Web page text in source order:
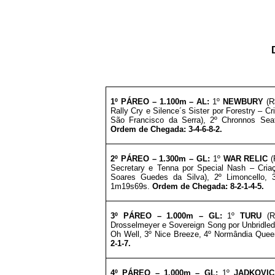
1º PÁREO – 1.100m – AL: 1º NEWBURY
Rally Cry e Silence´s Sister por Forestry –
São Francisco da Serra), 2º Chronnos
Ordem de Chegada: 3-4-6-8-2.
2º PÁREO –1.300m – GL: 1º WAR RELIC
Secretary e Tenna por Special Nash –
Soares Guedes da Silva), 2º Limoncello,
1m19s69s.Ordem de Chegada: 8-2-1-4-5.
3º PÁREO –1.000m – GL: 1º TURU
Drosselmeyer e Sovereign Song por
Oh Well, 3º Nice Breeze, 4º Normândia
2-1-7.
4º PÁREO –1.000m – GL: 1º JADKOVIC